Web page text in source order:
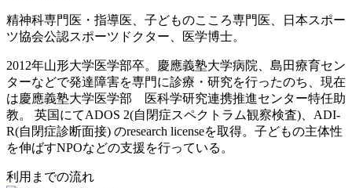
精神科専門医・指導医、子どものこころ専門医、日本スポー
ツ協会公認スポーツドクター、医学博士。
2012年山形大学医学部卒。慶應義塾大学病院、島田療育セン
ターなどで発達障害を専門に診療・研究を行ったのち、現在
は慶應義塾大学医学部 医科学研究連携推進センター特任助
教。 英国にてADOS 2(自閉症スペクトラム観察検査)、ADI-
R(自閉症診断面接) のresearch licenseを取得。子どもの主体性
を伸ばすNPOなどの支援を行っている。
利用までの流れ